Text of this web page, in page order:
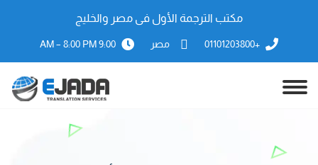
مكتب الترجمة الأول فى مصر والخليج
+01101203800 مصر 9:00 AM – 8:00 PM